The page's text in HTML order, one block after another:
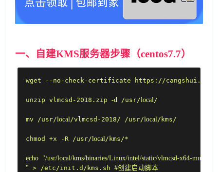
一、自建KMS服务器步骤（centos7.7）
wget --no-check-certificate https://cangshui.net/-
unzip vlmcsd-2018.zip -d /usr/local /
mv /usr/local /vlmcsd-2018/ /usr/local /kms/
chmod +x -R /usr/local /kms/*
echo
"/usr/local/kms/binaries/Linux/intel/static/vlmcsd-x64-musl-
" > /etc/init.d/kms.sh #创建启动脚本